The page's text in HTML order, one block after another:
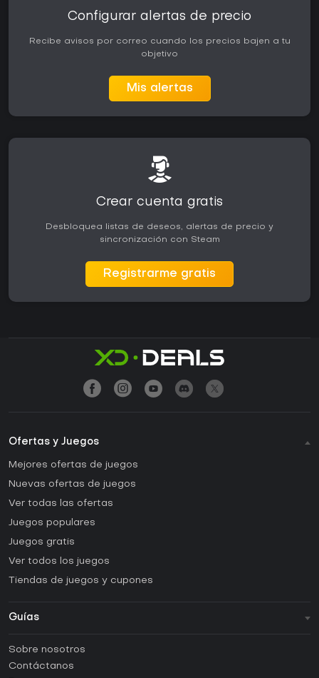
Configurar alertas de precio
Recibe avisos por correo cuando los precios bajen a tu
objetivo
Mis alertas
Crear cuenta gratis
Desbloquea listas de deseos, alertas de precio y
sincronización con Steam
Registrarme gratis
Ofertas y Juegos
Mejores ofertas de juegos
Nuevas ofertas de juegos
Ver todas las ofertas
Juegos populares
Juegos gratis
Ver todos los juegos
Tiendas de juegos y cupones
Guías
Guías y tutoriales
Sobre nosotros
Contáctanos